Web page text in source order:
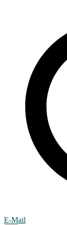
E-Mail